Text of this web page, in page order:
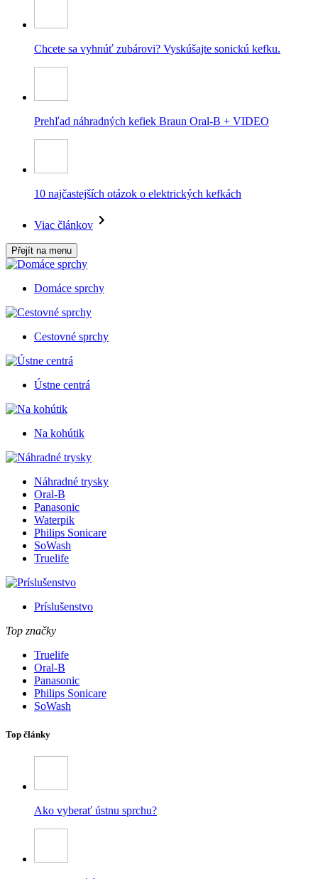
Chcete sa vyhnúť zubárovi? Vyskúšajte sonickú kefku.
Prehľad náhradných kefiek Braun Oral-B + VIDEO
10 najčastejších otázok o elektrických kefkách
Viac článkov
Přejít na menu
Domáce sprchy
Cestovné sprchy
Ústne centrá
Na kohútik
Náhradné trysky
Oral-B
Panasonic
Waterpik
Philips Sonicare
SoWash
Truelife
Príslušenstvo
Top značky
Truelife
Oral-B
Panasonic
Philips Sonicare
SoWash
Top články
Ako vyberať ústnu sprchu?